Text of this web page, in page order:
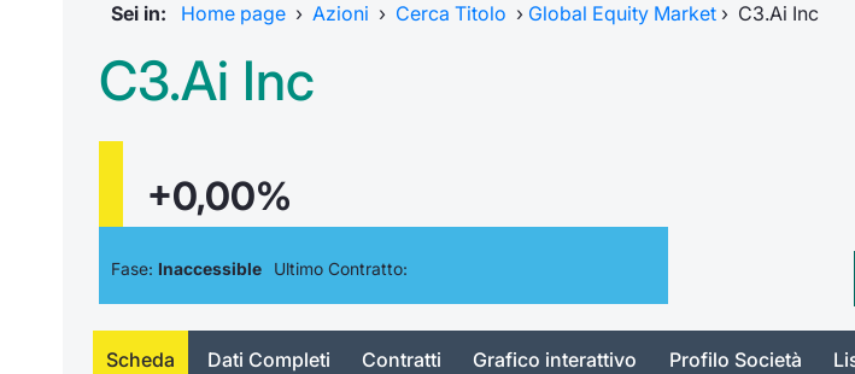
Sei in: Home page › Azioni › Cerca Titolo › Global Equity Market › C3.Ai Inc
C3.Ai Inc
+0,00%
Fase: Inaccessible Ultimo Contratto:
Scheda Dati Completi Contratti Grafico interattivo Profilo Società